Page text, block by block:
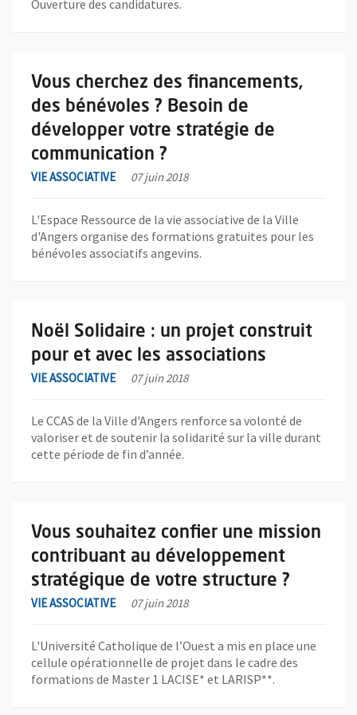
Ouverture des candidatures.
Vous cherchez des financements,
des bénévoles ? Besoin de
développer votre stratégie de
communication ?
VIE ASSOCIATIVE 07 juin 2018
L'Espace Ressource de la vie associative de la Ville
d'Angers organise des formations gratuites pour les
bénévoles associatifs angevins.
Noël Solidaire : un projet construit
pour et avec les associations
VIE ASSOCIATIVE 07 juin 2018
Le CCAS de la Ville d'Angers renforce sa volonté de
valoriser et de soutenir la solidarité sur la ville durant
cette période de fin d’année.
Vous souhaitez confier une mission
contribuant au développement
stratégique de votre structure ?
VIE ASSOCIATIVE 07 juin 2018
L'Université Catholique de l’Ouest a mis en place une
cellule opérationnelle de projet dans le cadre des
formations de Master 1 LACISE* et LARISP**.